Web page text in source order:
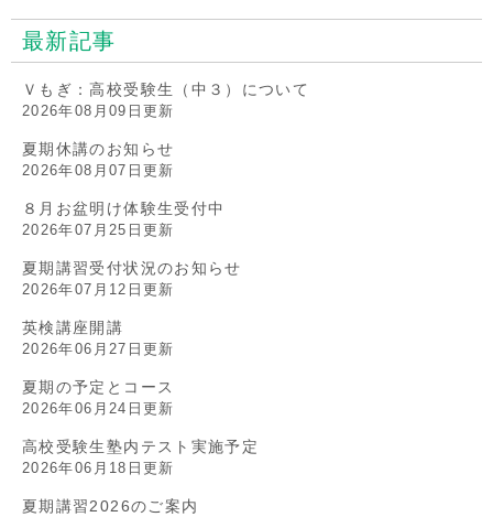
最新記事
Ｖもぎ：高校受験生（中３）について
2026年08月09日更新
夏期休講のお知らせ
2026年08月07日更新
８月お盆明け体験生受付中
2026年07月25日更新
夏期講習受付状況のお知らせ
2026年07月12日更新
英検講座開講
2026年06月27日更新
夏期の予定とコース
2026年06月24日更新
高校受験生塾内テスト実施予定
2026年06月18日更新
夏期講習2026のご案内